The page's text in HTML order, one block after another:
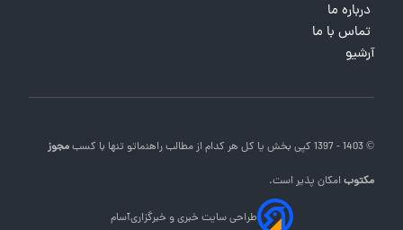
درباره ما
تماس با ما
آرشیو
© 1403 - 1397 کپی بخش یا کل هر کدام از مطالب راهنماتو تنها با کسبمجوز
مکتوبامکان پذیر است.
طراحی سایت خبری و خبرگزاریآسام